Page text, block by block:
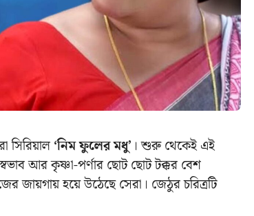
সিরিয়াল‘নিম ফুলের মধু’ । শুরু থেকেই এই
আর কৃষ্ণা-পর্ণার ছোট ছোট টক্কর বেশ
জায়গায় হয়ে উঠেছে সেরা। জেঠুর চরিত্রটি